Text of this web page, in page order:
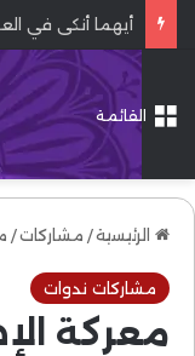
أيهما أنكى في
القائمة
الرئيسية/ مشاركات/
مشاركات ندوات
معركة